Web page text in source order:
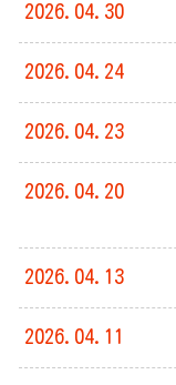
2026.04.30
2026.04.24
2026.04.23
2026.04.20
2026.04.13
2026.04.11